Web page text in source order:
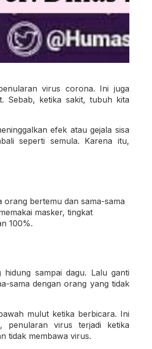
virus corona. Ini juga
Sebab, ketika sakit, tubuh kita
efek atau gejala sisa
seperti semula. Karena itu,
orang bertemu dan sama-sama
masker, tingkat
100%.
sampai dagu. Lalu ganti
sama dengan orang yang tidak
mulut ketika berbicara. Ini
penularan virus terjadi ketika
tidak membawa virus.